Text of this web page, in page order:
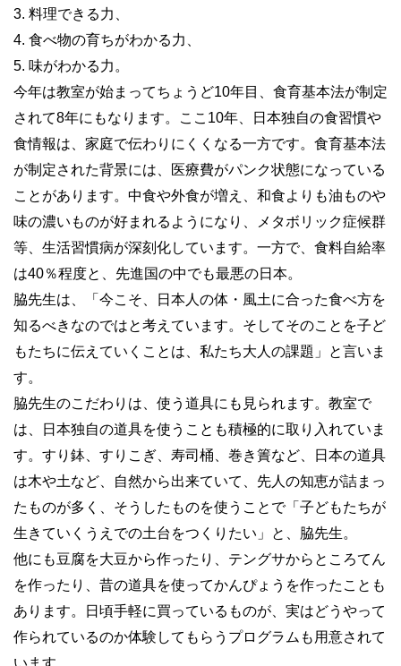
3. 料理できる力、
4. 食べ物の育ちがわかる力、
5. 味がわかる力。
今年は教室が始まってちょうど10年目、食育基本法が制定
されて8年にもなります。ここ10年、日本独自の食習慣や
食情報は、家庭で伝わりにくくなる一方です。食育基本法
が制定された背景には、医療費がパンク状態になっている
ことがあります。中食や外食が増え、和食よりも油ものや
味の濃いものが好まれるようになり、メタボリック症候群
等、生活習慣病が深刻化しています。一方で、食料自給率
は40％程度と、先進国の中でも最悪の日本。
脇先生は、「今こそ、日本人の体・風土に合った食べ方を
知るべきなのではと考えています。そしてそのことを子ど
もたちに伝えていくことは、私たち大人の課題」と言いま
す。
脇先生のこだわりは、使う道具にも見られます。教室で
は、日本独自の道具を使うことも積極的に取り入れていま
す。すり鉢、すりこぎ、寿司桶、巻き簀など、日本の道具
は木や土など、自然から出来ていて、先人の知恵が詰まっ
たものが多く、そうしたものを使うことで「子どもたちが
生きていくうえでの土台をつくりたい」と、脇先生。
他にも豆腐を大豆から作ったり、テングサからところてん
を作ったり、昔の道具を使ってかんぴょうを作ったことも
あります。日頃手軽に買っているものが、実はどうやって
作られているのか体験してもらうプログラムも用意されて